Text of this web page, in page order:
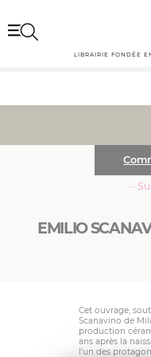
LIBRAIRIE FONDÉE
EMILIO
···
Cet ouvrage,
Scanavino de
production
ans après la
l’un des